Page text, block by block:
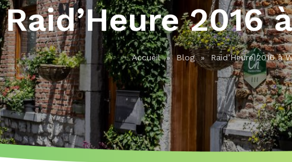
Raid’Heure 2016
Accueil»Blog»Raid’Heure 2016 à